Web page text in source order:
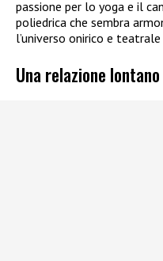
passione per lo yoga e il
poliedrica che sembra
l’universo onirico e teatrale
Una relazione